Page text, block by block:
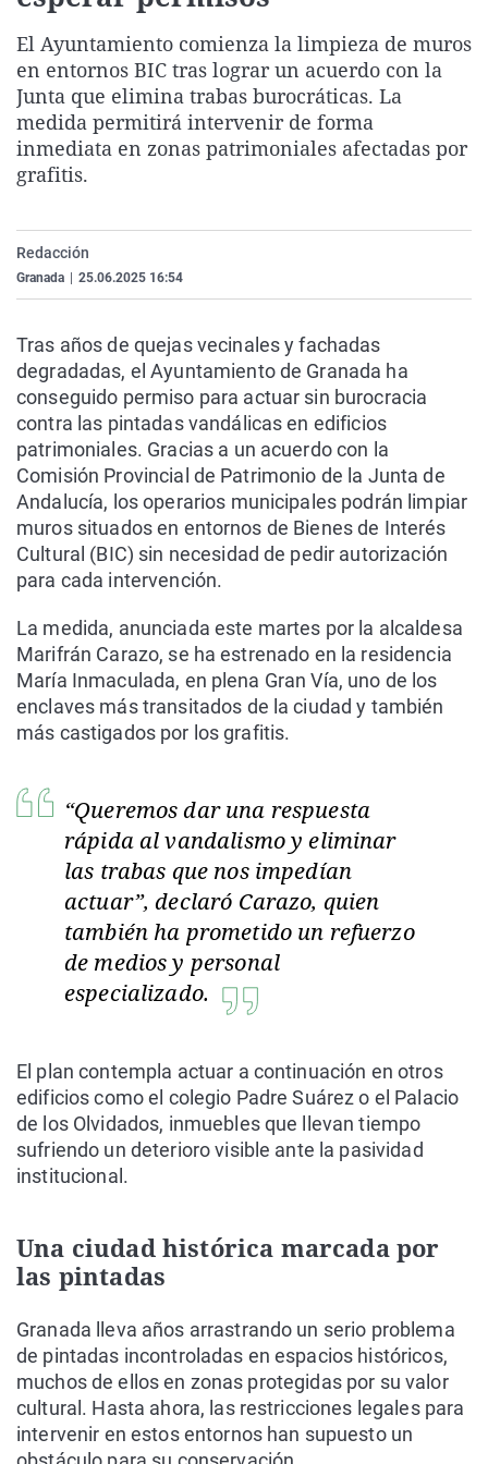
Gente viajera
Como el perro y el
Retornados
Equipo de
Operación Viuda
Galicia
La Rioja
Navarra
Televisión
Elecciones
El Ayuntamiento comienza la limpieza de muros
en entornos BIC tras lograr un acuerdo con la
Junta que elimina trabas burocráticas. La
medida permitirá intervenir de forma
inmediata en zonas patrimoniales afectadas por
grafitis.
Redacción
Granada 25.06.2025 16:54
Tras años de quejas vecinales y fachadas
degradadas, el Ayuntamiento de Granada ha
conseguido permiso para actuar sin burocracia
contra las pintadas vandálicas en edificios
patrimoniales. Gracias a un acuerdo con la
Comisión Provincial de Patrimonio de la Junta de
Andalucía, los operarios municipales podrán limpiar
muros situados en entornos de Bienes de Interés
Cultural (BIC) sin necesidad de pedir autorización
para cada intervención.
La medida, anunciada este martes por la alcaldesa
Marifrán Carazo, se ha estrenado en la residencia
María Inmaculada, en plena Gran Vía, uno de los
enclaves más transitados de la ciudad y también
más castigados por los grafitis.
“Queremos dar una respuesta
rápida al vandalismo y eliminar
las trabas que nos impedían
actuar”, declaró Carazo, quien
también ha prometido un refuerzo
de medios y personal
especializado.
El plan contempla actuar a continuación en otros
edificios como el colegio Padre Suárez o el Palacio
de los Olvidados, inmuebles que llevan tiempo
sufriendo un deterioro visible ante la pasividad
institucional.
Una ciudad histórica marcada por
las pintadas
Granada lleva años arrastrando un serio problema
de pintadas incontroladas en espacios históricos,
muchos de ellos en zonas protegidas por su valor
cultural. Hasta ahora, las restricciones legales para
intervenir en estos entornos han supuesto un